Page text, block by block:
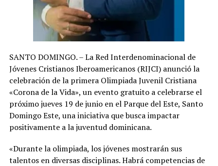
SANTO DOMINGO. – La Red Interdenominacional de
Jóvenes Cristianos Iberoamericanos (RIJCI) anunció la
celebración de la primera Olimpiada Juvenil Cristiana
«Corona de la Vida», un evento gratuito a celebrarse el
próximo jueves 19 de junio en el Parque del Este, Santo
Domingo Este, una iniciativa que busca impactar
positivamente a la juventud dominicana.
«Durante la olimpiada, los jóvenes mostrarán sus
talentos en diversas disciplinas. Habrá competencias de